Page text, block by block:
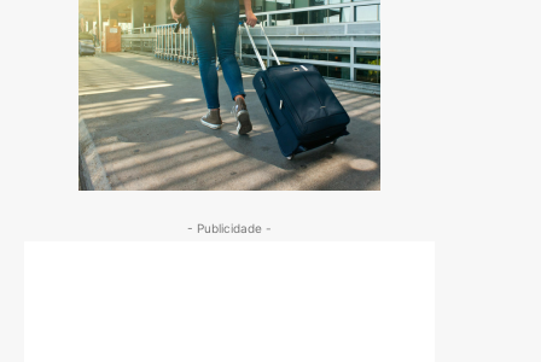
- Publicidade -